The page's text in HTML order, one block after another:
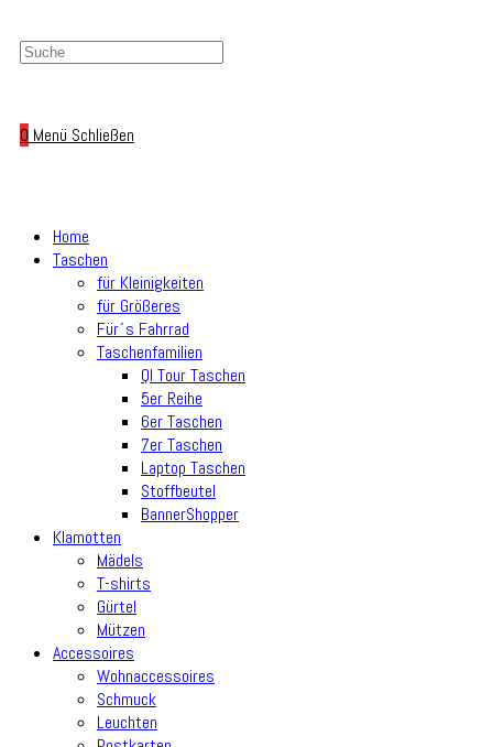
0 Menü Schließen
Home
Taschen
für Kleinigkeiten
für Größeres
Für´s Fahrrad
Taschenfamilien
Ql Tour Taschen
5er Reihe
6er Taschen
7er Taschen
Laptop Taschen
Stoffbeutel
BannerShopper
Klamotten
Mädels
T-shirts
Gürtel
Mützen
Accessoires
Wohnaccessoires
Schmuck
Leuchten